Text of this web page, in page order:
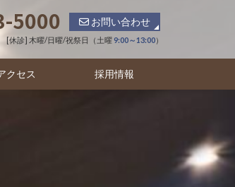
5000 お問い合わせ
[休診] 木曜/日曜/祝祭日（土曜9:00～13:00）
クセス 採用情報